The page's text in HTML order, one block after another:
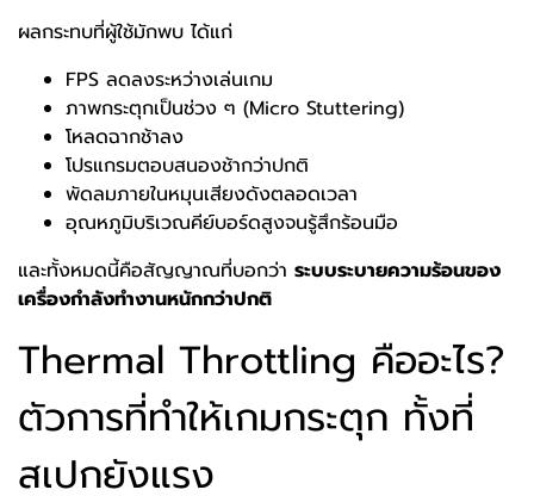
ผลกระทบที่ผู้ใช้มักพบ ได้แก่
FPS ลดลงระหว่างเล่นเกม
ภาพกระตุกเป็นช่วง ๆ (Micro Stuttering)
โหลดฉากช้าลง
โปรแกรมตอบสนองช้ากว่าปกติ
พัดลมภายในหมุนเสียงดังตลอดเวลา
อุณหภูมิบริเวณคีย์บอร์ดสูงจนรู้สึกร้อนมือ
และทั้งหมดนี้คือสัญญาณที่บอกว่า ระบบระบายความร้อนของ
เครื่องกำลังทำงานหนักกว่าปกติ
Thermal Throttling คืออะไร?
ตัวการที่ทำให้เกมกระตุก ทั้งที่
สเปกยังแรง